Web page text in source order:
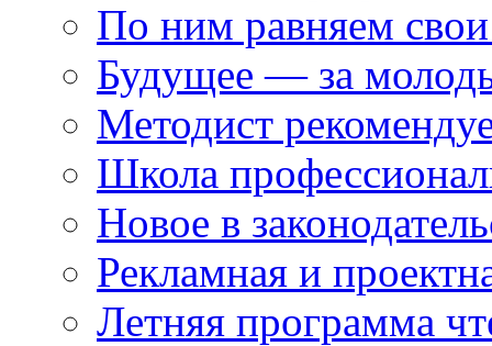
По ним равняем
Будущее — за
Методист
Школа
Новое в
Рекламная и
Летняя программа